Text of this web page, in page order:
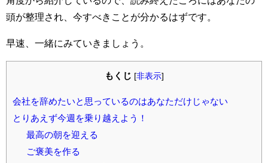
頭が整理され、今すべきことが分かるはずです。
早速、一緒にみていきましょう。
もくじ [非表示]
会社を辞めたいと思っているのはあなただけじゃない
とりあえず今週を乗り越えよう！
最高の朝を迎える
ご褒美を作る